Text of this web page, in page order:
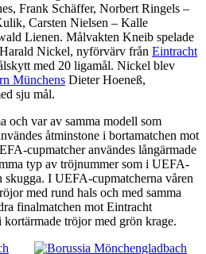
Frank Schäffer, Norbert Ringels –
Carsten Nielsen – Kalle
Lienen. Målvakten Kneib spelade
Nickel, nyförvärv från Eintracht
med 20 ligamål. Nickel blev
Münchens Dieter Hoeneß,
sju mål.
och var av samma modell som
åtminstone i bortamatchen mot
cupmatcher användes långärmade
typ av tröjnummer som i UEFA-
skugga. I UEFA-cupmatcherna våren
med rund hals och med samma
finalmatchen mot Eintracht
tröjor med grön krage.